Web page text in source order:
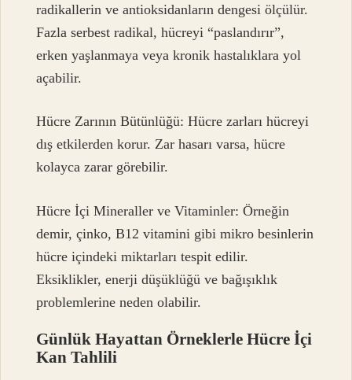
radikallerin ve antioksidanların dengesi ölçülür.
Fazla serbest radikal, hücreyi “paslandırır”,
erken yaşlanmaya veya kronik hastalıklara yol
açabilir.
Hücre Zarının Bütünlüğü: Hücre zarları hücreyi
dış etkilerden korur. Zar hasarı varsa, hücre
kolayca zarar görebilir.
Hücre İçi Mineraller ve Vitaminler: Örneğin
demir, çinko, B12 vitamini gibi mikro besinlerin
hücre içindeki miktarları tespit edilir.
Eksiklikler, enerji düşüklüğü ve bağışıklık
problemlerine neden olabilir.
Günlük Hayattan Örneklerle Hücre İçi
Kan Tahlili